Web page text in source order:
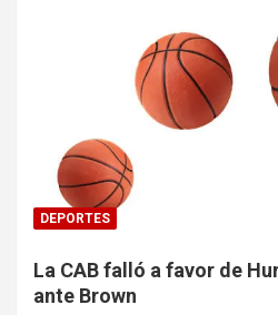
DEPORTES
La CAB falló a favor de
ante Brown